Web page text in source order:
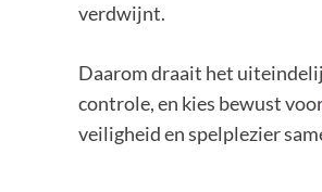
verdwijnt.
Daarom draait het
controle, en kies bewust
veiligheid en spelplezier